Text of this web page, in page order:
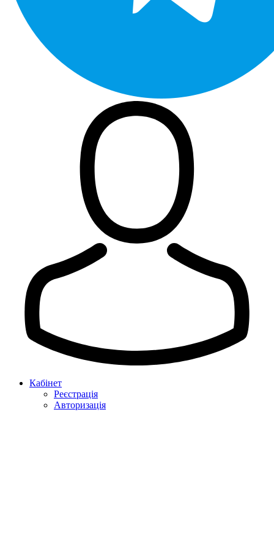
Кабінет
Реєстрація
Авторизація